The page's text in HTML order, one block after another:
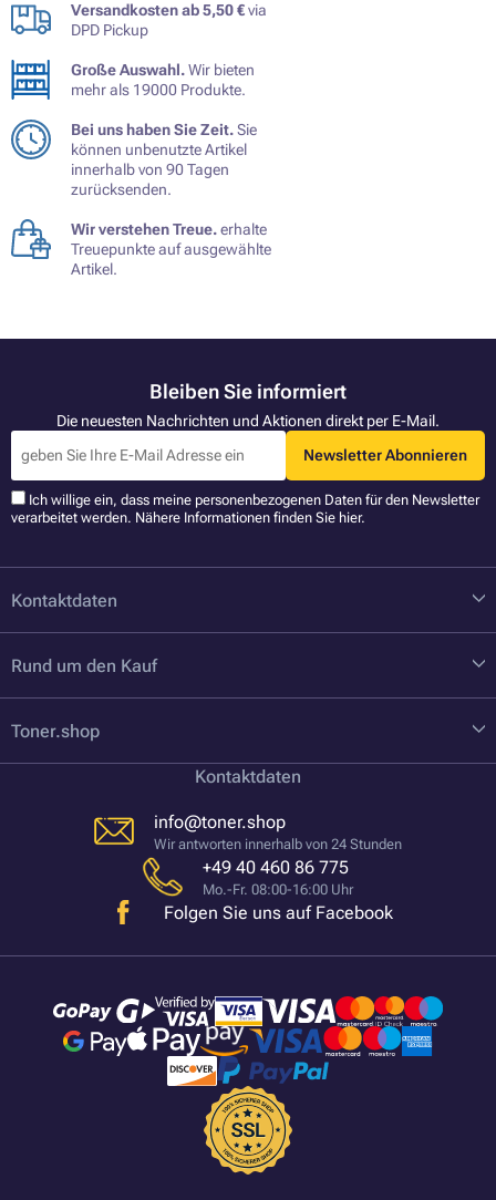
Versandkosten ab 5,50 €via
DPD Pickup
Große Auswahl.Wir bieten
mehr als 19000 Produkte.
Bei uns haben Sie Zeit.Sie
können unbenutzte Artikel
innerhalb von 90 Tagen
zurücksenden.
Wir verstehen Treue.erhalte
Treuepunkte auf ausgewählte
Artikel.
Bleiben Sie informiert
Die neuesten Nachrichten und Aktionen direkt per E-Mail.
Newsletter Abonnieren
Ich willige ein, dass meine personenbezogenen Daten für den Newsletter
verarbeitet werden. Nähere Informationen finden Sie hier.
Kontaktdaten
Rund um den Kauf
Toner.shop
Kontaktdaten
info@toner.shop
Wir antworten innerhalb von 24 Stunden
+49 40 460 86 775
Mo.-Fr. 08:00-16:00 Uhr
Folgen Sie uns auf Facebook